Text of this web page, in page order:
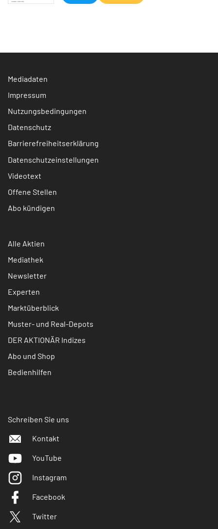
Mediadaten
Impressum
Nutzungsbedingungen
Datenschutz
Barrierefreiheitserklärung
Datenschutzeinstellungen
Videotext
Offene Stellen
Abo kündigen
Alle Aktien
Mediathek
Newsletter
Experten
Marktüberblick
Muster- und Real-Depots
DER AKTIONÄR Indizes
Abo und Shop
Bedienhilfen
Schreiben Sie uns
Kontakt
YouTube
Instagram
Facebook
Twitter